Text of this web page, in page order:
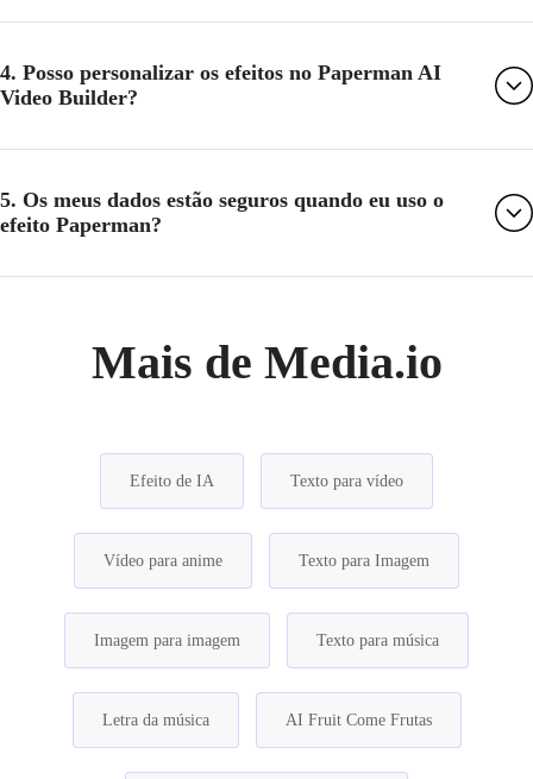
4. Posso personalizar os efeitos no Paperman AI
Video Builder?
5. Os meus dados estão seguros quando eu uso o
efeito Paperman?
Mais de Media.io
Efeito de IA Texto para vídeo
Vídeo para anime Texto para Imagem
Imagem para imagem Texto para música
Letra da música AI Fruit Come Frutas